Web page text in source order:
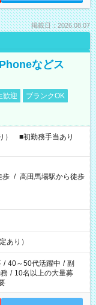
掲載日：2026.08.07
などス
歓迎
ブランクOK
） ■初勤務手当あり
歩 / 高田馬場駅から徒歩
あり）
/ 40～50代活躍中 / 副
/ 10名以上の大量募